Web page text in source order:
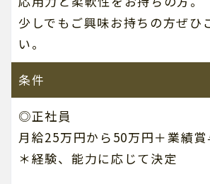
少しでもご興味お持ちの方ぜひ
い。
条件
◎正社員
月給25万円から50万円＋業績賞
＊経験、能力に応じて決定